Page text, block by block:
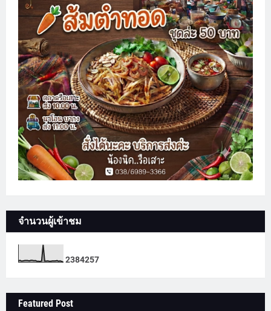
จำนวนผู้เข้าชม
2384257
Featured Post